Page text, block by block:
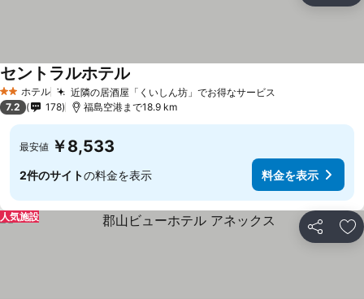
2 ホテルのランク
ホテル 近隣の居酒屋「くいしん坊」でお得なサービス
セントラルホテル
7.2 178 福島空港まで18.9 km
最安値 ￥8,533
2件のサイトの料金を表示 料金を表示
シェア お
人気施設